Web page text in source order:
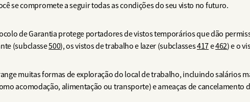
se compromete a seguir todas as condições do seu visto no futuro.
de Garantia protege portadores de vistos temporários que dão
(subclasse500), os vistos de trabalho e lazer (subclasses417e462) e o
muitas formas de exploração do local de trabalho, incluindo salários
acomodação, alimentação ou transporte) e ameaças de cancelamento